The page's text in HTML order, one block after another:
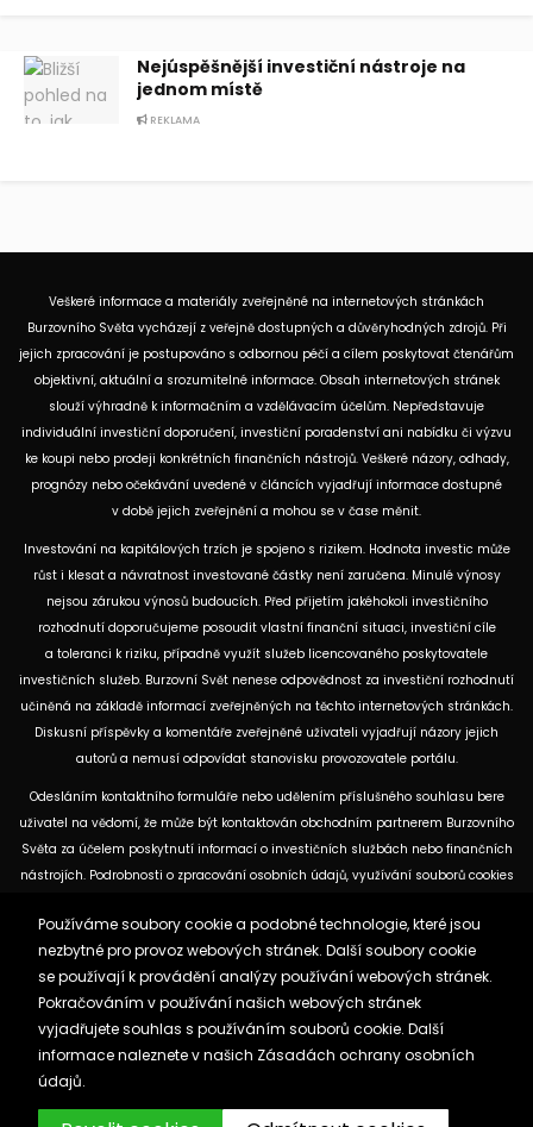
Nejúspěšnější investiční nástroje na
jednom místě
REKLAMA
Veškeré informace a materiály zveřejněné na internetových stránkách
Burzovního Světa vycházejí z veřejně dostupných a důvěryhodných zdrojů. Při
jejich zpracování je postupováno s odbornou péčí a cílem poskytovat čtenářům
objektivní, aktuální a srozumitelné informace. Obsah internetových stránek
slouží výhradně k informačním a vzdělávacím účelům. Nepředstavuje
individuální investiční doporučení, investiční poradenství ani nabídku či výzvu
ke koupi nebo prodeji konkrétních finančních nástrojů. Veškeré názory, odhady,
prognózy nebo očekávání uvedené v článcích vyjadřují informace dostupné
v době jejich zveřejnění a mohou se v čase měnit.
Investování na kapitálových trzích je spojeno s rizikem. Hodnota investic může
růst i klesat a návratnost investované částky není zaručena. Minulé výnosy
nejsou zárukou výnosů budoucích. Před přijetím jakéhokoli investičního
rozhodnutí doporučujeme posoudit vlastní finanční situaci, investiční cíle
a toleranci k riziku, případně využít služeb licencovaného poskytovatele
investičních služeb. Burzovní Svět nenese odpovědnost za investiční rozhodnutí
učiněná na základě informací zveřejněných na těchto internetových stránkách.
Diskusní příspěvky a komentáře zveřejněné uživateli vyjadřují názory jejich
autorů a nemusí odpovídat stanovisku provozovatele portálu.
Odesláním kontaktního formuláře nebo udělením příslušného souhlasu bere
uživatel na vědomí, že může být kontaktován obchodním partnerem Burzovního
Světa za účelem poskytnutí informací o investičních službách nebo finančních
nástrojích. Podrobnosti o zpracování osobních údajů, využívání souborů cookies
dostupných na těchto internetových stránkách. U jednotlivých článků mohou
být uvedeny informace o použitých zdrojích, datu původní analýzy nebo datu,
ke kterému se vztahují uvedené tržní údaje.
Zásady ochrany osobních údajů a cookies
Reklama
Burzovnisvet.cz © 2026
Používáme soubory cookie a podobné technologie, které jsou
nezbytné pro provoz webových stránek. Další soubory cookie
se používají k provádění analýzy používání webových stránek.
Pokračováním v používání našich webových stránek
vyjadřujete souhlas s používáním souborů cookie. Další
informace naleznete v našich Zásadách ochrany osobních
údajů.